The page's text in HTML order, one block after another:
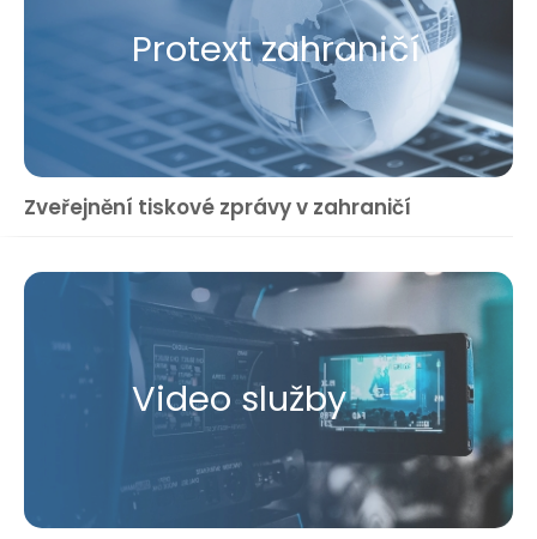
Protext zahraničí
Zveřejnění tiskové zprávy v zahraničí
Video služby